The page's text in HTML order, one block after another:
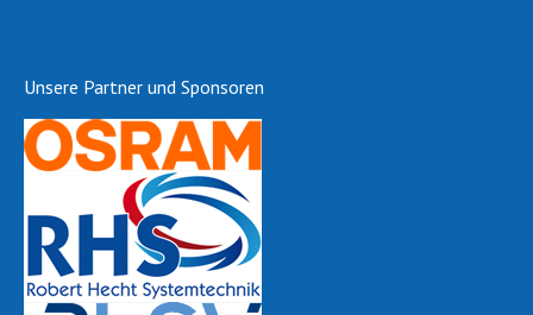
Unsere Partner und Sponsoren